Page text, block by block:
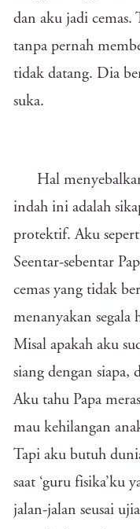
dan aku jadi cemas.
tanpa pernah
tidak datang. Dia
suka.
Hal
indah ini adalah
protektif. Aku
Seentar-sebentar
cemas yang tidak
menanyakan
Misal apakah aku
siang dengan
Aku tahu Papa
mau kehilangan
Tapi aku butuh
saat ‘guru fisika’ku
jalan-jalan seusai